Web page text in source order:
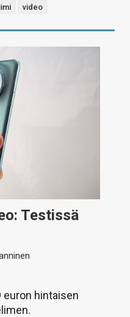
video
Testissä
hintaisen